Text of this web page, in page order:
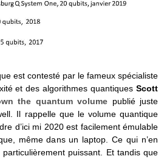
est contesté par le fameux spécialiste
et des algorithmes quantiques Scott
the quantum volume publié juste
Il rappelle que le volume quantique
d’ici mi 2020 est facilement émulable
même dans un laptop. Ce qui n’en
puissant. Et tandis que